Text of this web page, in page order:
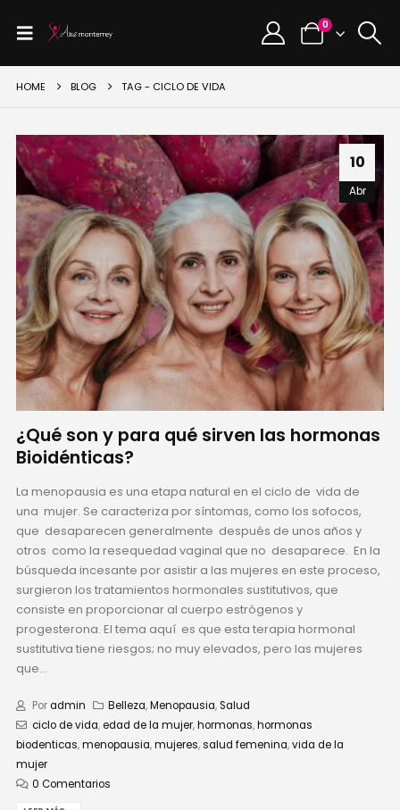
0
HOME BLOG TAG - CICLO DE VIDA
10
Abr
¿Qué son y para qué sirven las hormonas
Bioidénticas?
La menopausia es una etapa natural en el ciclo de vida de
una mujer. Se caracteriza por síntomas, como los sofocos,
que desaparecen generalmente después de unos años y
otros como la resequedad vaginal que no desaparece. En la
búsqueda incesante por asistir a las mujeres en este proceso,
surgieron los tratamientos hormonales sustitutivos, que
consiste en proporcionar al cuerpo estrógenos y
progesterona. El tema aquí es que esta terapia hormonal
sustitutiva tiene riesgos; no muy elevados, pero las mujeres
que...
Poradmin Belleza,Menopausia,Salud
ciclo de vida,edad de la mujer,hormonas,hormonas
biodenticas,menopausia,mujeres,salud femenina,vida de la
mujer
0 Comentarios